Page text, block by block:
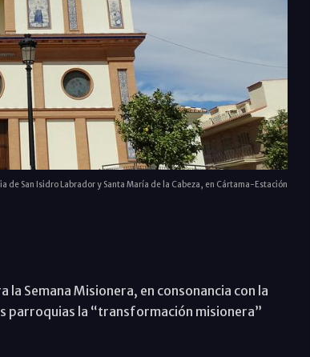
de San Isidro Labrador y Santa María de la Cabeza, en Cártama-Estación
Semana Misionera, en consonancia con la
parroquias la “transformación misionera”